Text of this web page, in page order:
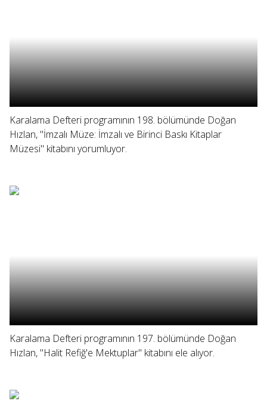
Karalama Defteri programının 198. bölümünde Doğan
Hızlan, "İmzalı Müze: İmzalı ve Birinci Baskı Kitaplar
Müzesi" kitabını yorumluyor.
Karalama Defteri programının 197. bölümünde Doğan
Hızlan, "Halit Refiğ'e Mektuplar" kitabını ele alıyor.